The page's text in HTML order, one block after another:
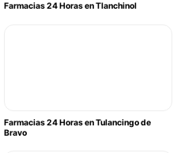
Farmacias 24 Horas en Tlanchinol
Farmacias 24 Horas en Tulancingo de
Bravo